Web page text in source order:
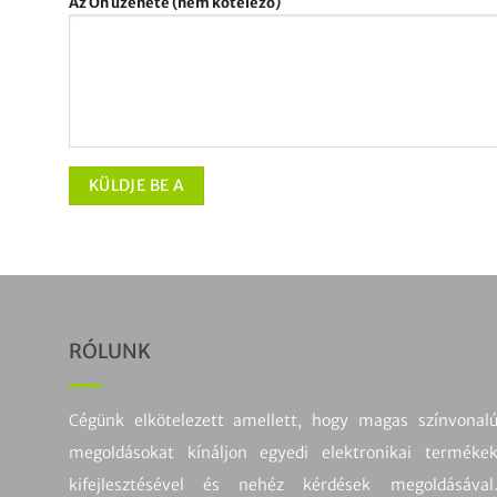
RÓLUNK
Cégünk elkötelezett amellett, hogy magas színvonalú
megoldásokat kínáljon egyedi elektronikai termékek
kifejlesztésével és nehéz kérdések megoldásával.